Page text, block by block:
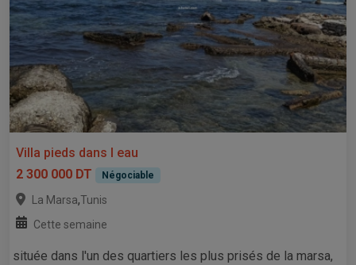
Villa pieds dans l eau
2 300 000 DT
Négociable
La Marsa,Tunis
Cette semaine
située dans l'un des quartiers les plus prisés de la marsa,